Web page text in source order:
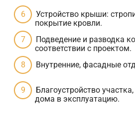
Устройство крыши:
покрытие кровли.
Подведение и разводка
соответствии с проектом.
Внутренние, фасадные
Благоустройство
дома в эксплуатацию.